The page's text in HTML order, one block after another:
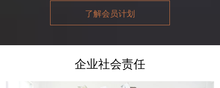
了解会员计划
企业社会责任